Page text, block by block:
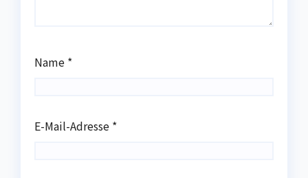
Name *
E-Mail-Adresse *